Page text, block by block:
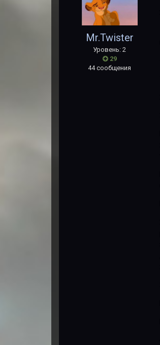
Mr.Twister
Уровень: 2
29
44 сообщения